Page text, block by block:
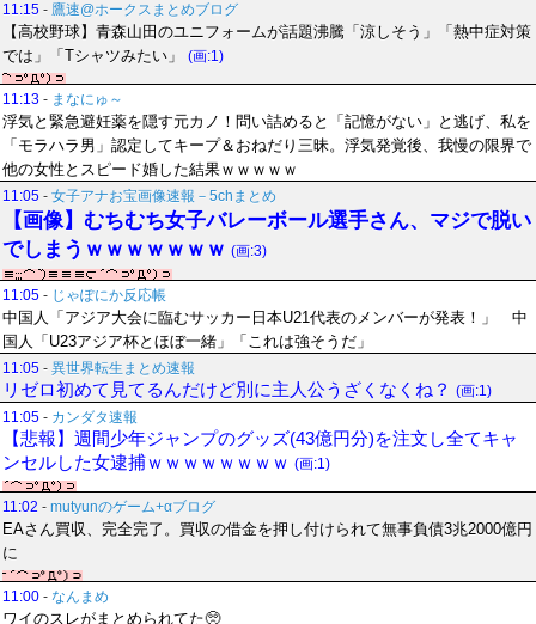
11:15 - 鷹速@ホークスまとめブログ
【高校野球】青森山田のユニフォームが話題沸騰「涼しそう」「熱中症対策
では」「Tシャツみたい」
(画:1)
11:13 - まなにゅ～
浮気と緊急避妊薬を隠す元カノ！問い詰めると「記憶がない」と逃げ、私を
「モラハラ男」認定してキープ＆おねだり三昧。浮気発覚後、我慢の限界で
他の女性とスピード婚した結果ｗｗｗｗｗ
11:05 - 女子アナお宝画像速報－5chまとめ
【画像】むちむち女子バレーボール選手さん、マジで脱い
でしまうｗｗｗｗｗｗｗ (画:3)
11:05 - じゃぽにか反応帳
中国人「アジア大会に臨むサッカー日本U21代表のメンバーが発表！」 中
国人「U23アジア杯とほぼ一緒」「これは強そうだ」
11:05 - 異世界転生まとめ速報
リゼロ初めて見てるんだけど別に主人公うざくなくね？ (画:1)
11:05 - カンダタ速報
【悲報】週間少年ジャンプのグッズ(43億円分)を注文し全てキャ
ンセルした女逮捕ｗｗｗｗｗｗｗｗ (画:1)
11:02 - mutyunのゲーム+αブログ
EAさん買収、完全完了。買収の借金を押し付けられて無事負債3兆2000億円
に
11:00 - なんまめ
ワイのスレがまとめられてた🥺